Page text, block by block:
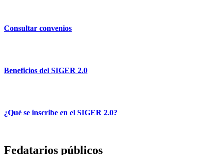
Consultar convenios
Beneficios del SIGER 2.0
¿Qué se inscribe en el SIGER 2.0?
Fedatarios públicos